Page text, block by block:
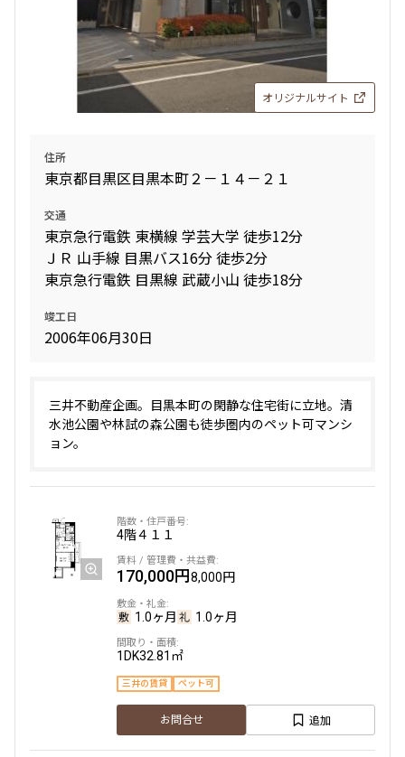
オリジナルサイト
住所
東京都目黒区目黒本町２－１４－２１
交通
東京急行電鉄 東横線 学芸大学 徒歩12分
ＪＲ 山手線 目黒バス16分 徒歩2分
東京急行電鉄 目黒線 武蔵小山 徒歩18分
竣工日
2006年06月30日
三井不動産企画。目黒本町の閑静な住宅街に立地。清
水池公園や林試の森公園も徒歩圏内のペット可マンシ
ョン。
4階４１１
170,000円8,000円
1.0ヶ月 1.0ヶ月
1DK32.81㎡
三井の賃貸 ペット可
お問合せ 追加